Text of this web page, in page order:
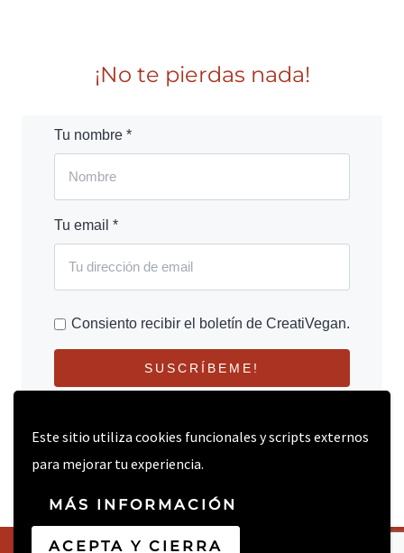
Este sitio utiliza cookies funcionales y scripts externos
para mejorar tu experiencia.
MÁS INFORMACIÓN
ACEPTA Y CIERRA
¡No te pierdas nada!
Tu nombre *
Tu email *
Consiento recibir el boletín de CreatiVegan.
SUSCRÍBEME!